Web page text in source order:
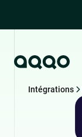
Intégrations